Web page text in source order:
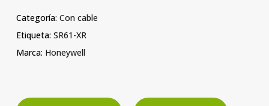
Categoría: Con cable
Etiqueta: SR61-XR
Marca: Honeywell